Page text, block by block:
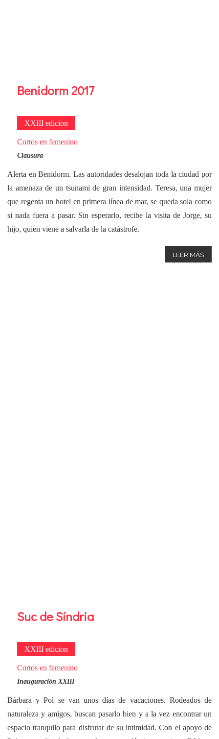
Benidorm 2017
XXIII edicion
Cortos en femenino
Clausura
Alerta en Benidorm. Las autoridades desalojan toda la ciudad por
la amenaza de un tsunami de gran intensidad. Teresa, una mujer
que regenta un hotel en primera línea de mar, se queda sola como
si nada fuera a pasar. Sin esperarlo, recibe la visita de Jorge, su
hijo, quien viene a salvarla de la catástrofe.
LEER MÁS
Suc de Síndria
XXIII edicion
Cortos en femenino
Inauguración XXIII
Bárbara y Pol se van unos días de vacaciones. Rodeados de
naturaleza y amigos, buscan pasarlo bien y a la vez encontrar un
espacio tranquilo para disfrutar de su intimidad. Con el apoyo de